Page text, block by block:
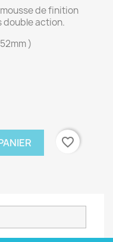
de finition
double action.
)
favorite_border